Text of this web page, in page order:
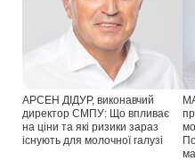
АРСЕН ДІДУР, виконавчий
директор СМПУ: Що впливає
на ціни та які ризики зараз
існують для молочної галузі